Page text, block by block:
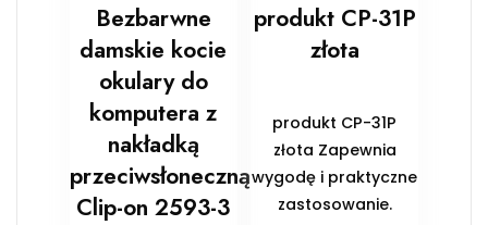
Bezbarwne
damskie kocie
okulary do
komputera z
nakładką
przeciwsłoneczną
Clip-on 2593-3
produkt CP-31P
złota
produkt CP-31P
złota Zapewnia
wygodę i praktyczne
zastosowanie.